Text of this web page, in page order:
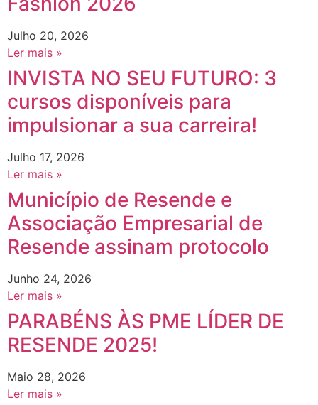
Julho 20, 2026
Ler mais »
INVISTA NO SEU FUTURO: 3
cursos disponíveis para
impulsionar a sua carreira!
Julho 17, 2026
Ler mais »
Município de Resende e
Associação Empresarial de
Resende assinam protocolo
Junho 24, 2026
Ler mais »
PARABÉNS ÀS PME LÍDER DE
RESENDE 2025!
Maio 28, 2026
Ler mais »